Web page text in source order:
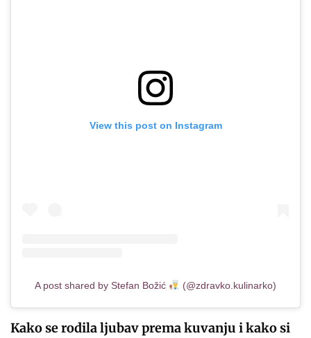
View this post on Instagram
A post shared by Stefan Božić (@zdravko.kulinarko)
Kako se rodila ljubav prema kuvanju i kako si